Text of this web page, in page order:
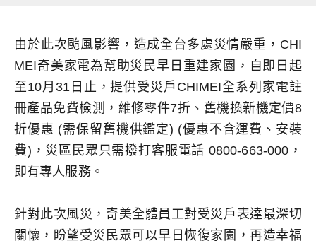
由於此次颱風影響，造成全台多處災情嚴重，CHI
MEI奇美家電為幫助災民早日重建家園，自即日起
至10月31日止，提供受災戶CHIMEI全系列家電註
冊產品免費檢測，維修零件7折、舊機換新機定價8
折優惠 (需保留舊機供鑑定) (優惠不含運費、安裝
費)，災區民眾只需撥打客服電話 0800-663-000，
即有專人服務。
針對此次風災，奇美全體員工對受災戶表達最深切
關懷，盼望受災民眾可以早日恢復家園，再造幸福